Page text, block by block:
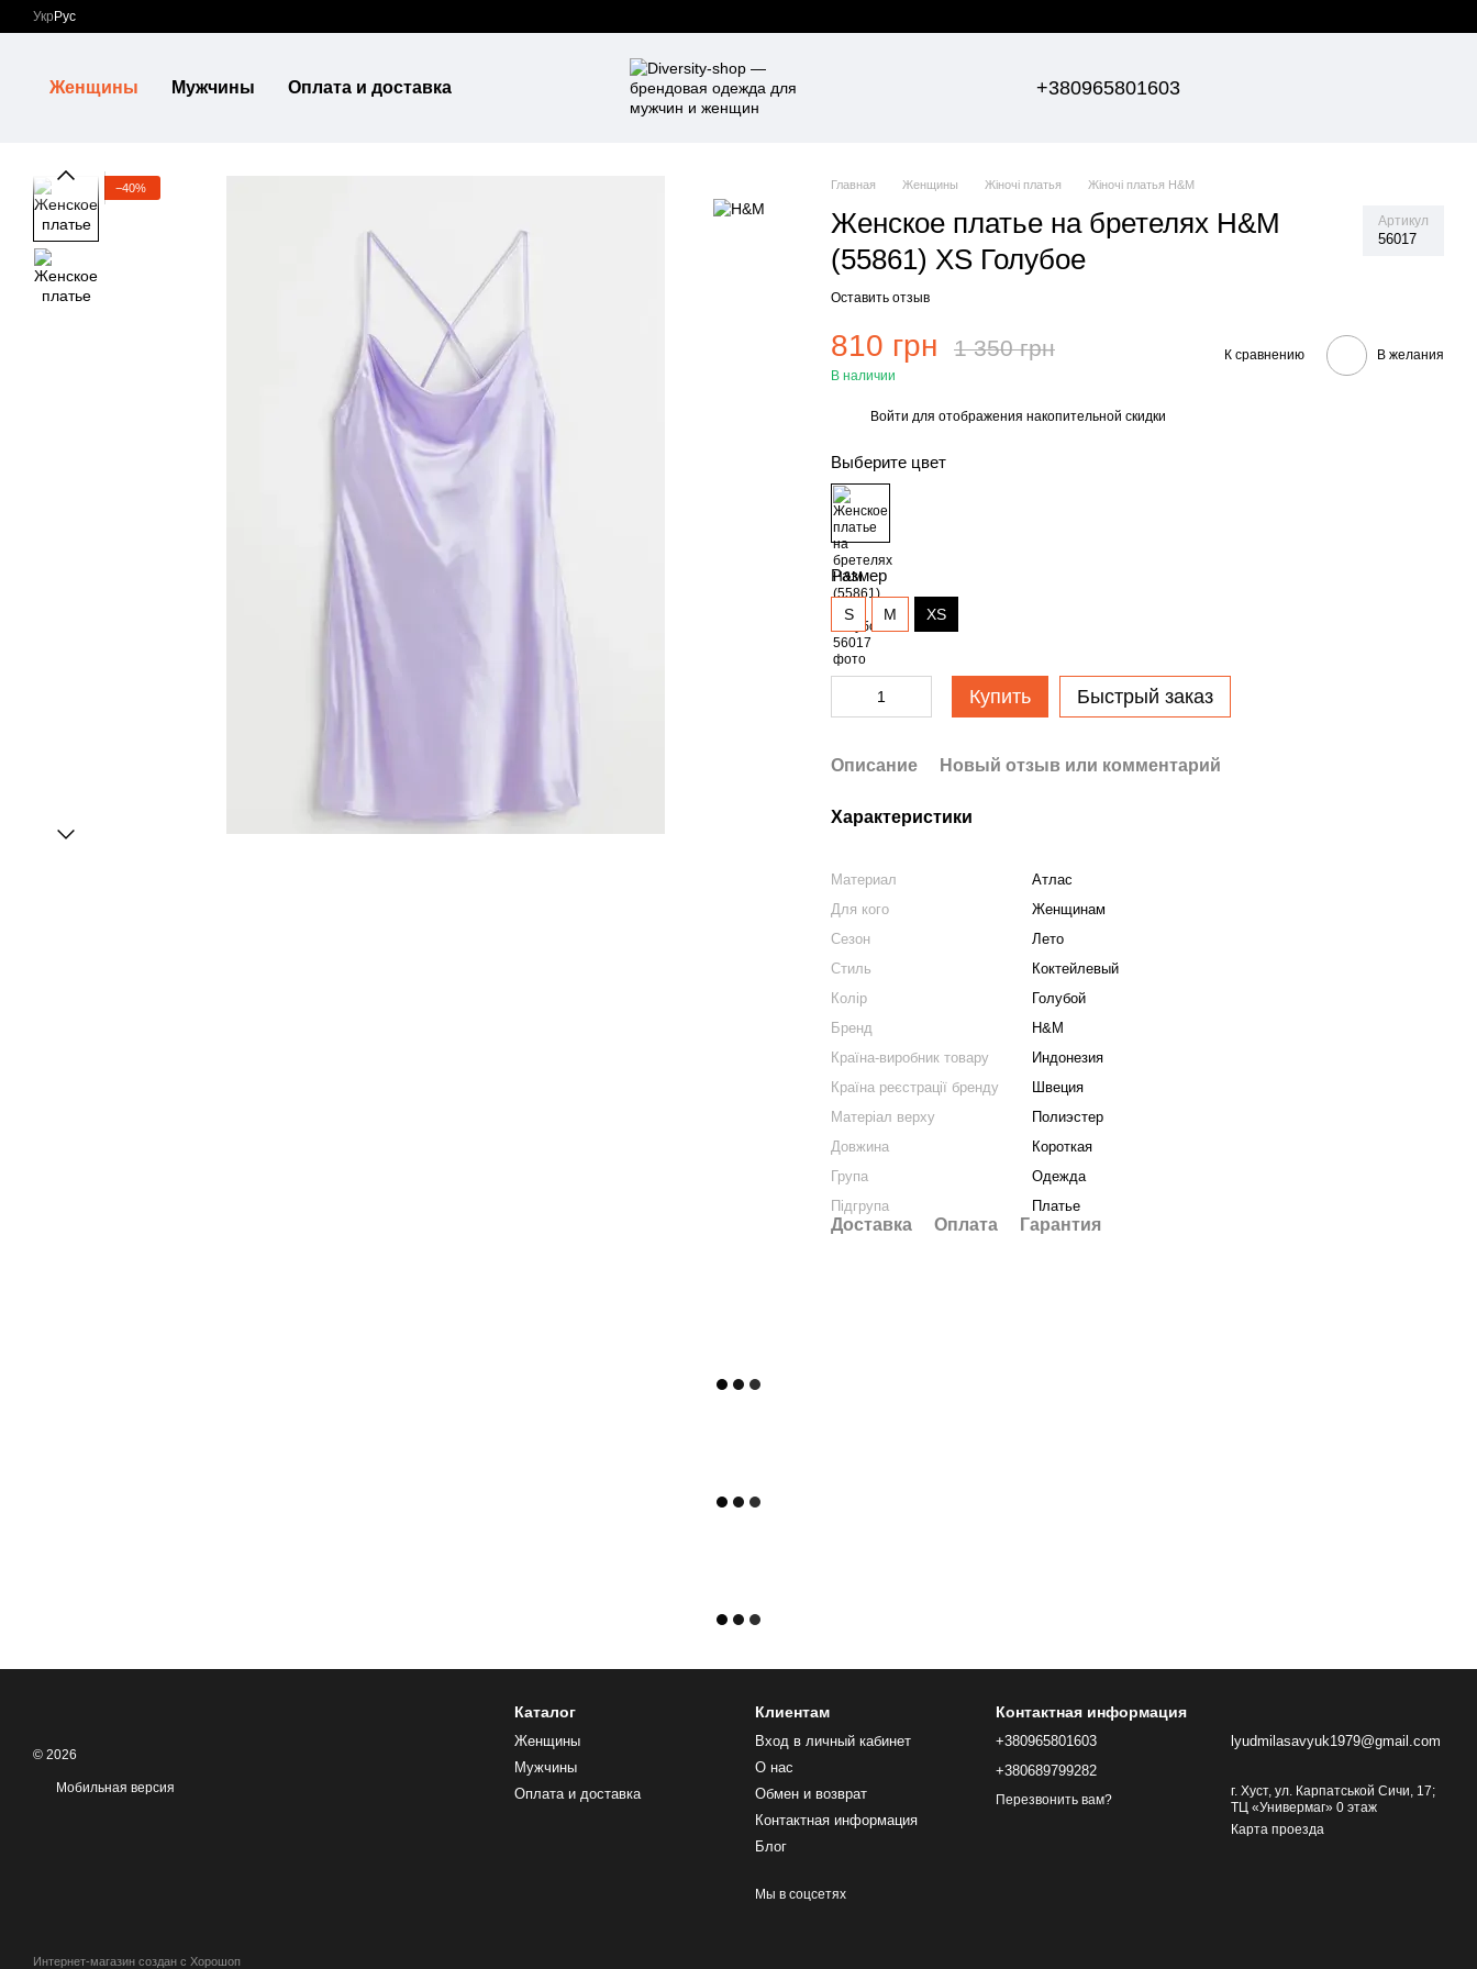
Перейти к основному контенту
Укр Рус
Женщины Мужчины Оплата и доставка +380965801603
−40% Главная Женщины Жіночі платья Жіночі платья H&M
Женское платье на бретелях Н&М
(55861) XS Голубое
Артикул
56017
Оставить отзыв
810 грн 1 350 грн
В наличии
К сравнению В желания
Войти для отображения накопительной скидки
Выберите цвет
Размер
S М ХS
Купить Быстрый заказ
Описание Новый отзыв или комментарий
Характеристики
Материал
Атлас
Для кого
Женщинам
Сезон
Лето
Стиль
Коктейлевый
Колір
Голубой
Бренд
H&M
Країна-виробник товару
Индонезия
Країна реєстрації бренду
Швеция
Матеріал верху
Полиэстер
Довжина
Короткая
Група
Одежда
Підгрупа
Платье
Доставка Оплата Гарантия
© 2026
Мобильная версия
Интернет-магазин создан с Хорошоп
Каталог
Женщины
Мужчины
Оплата и доставка
Клиентам
Вход в личный кабинет
О нас
Обмен и возврат
Контактная информация
Блог
Мы в соцсетях
Контактная информация
+380965801603
+380689799282
Перезвонить вам?
lyudmilasavyuk1979@gmail.com
г. Хуст, ул. Карпатськой Сичи, 17;
ТЦ «Универмаг» 0 этаж
Карта проезда